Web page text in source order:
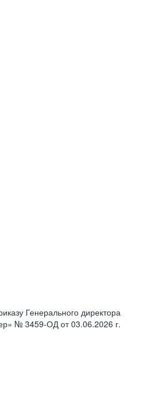
Генерального директора
№ 3459-ОД от 03.06.2026 г.